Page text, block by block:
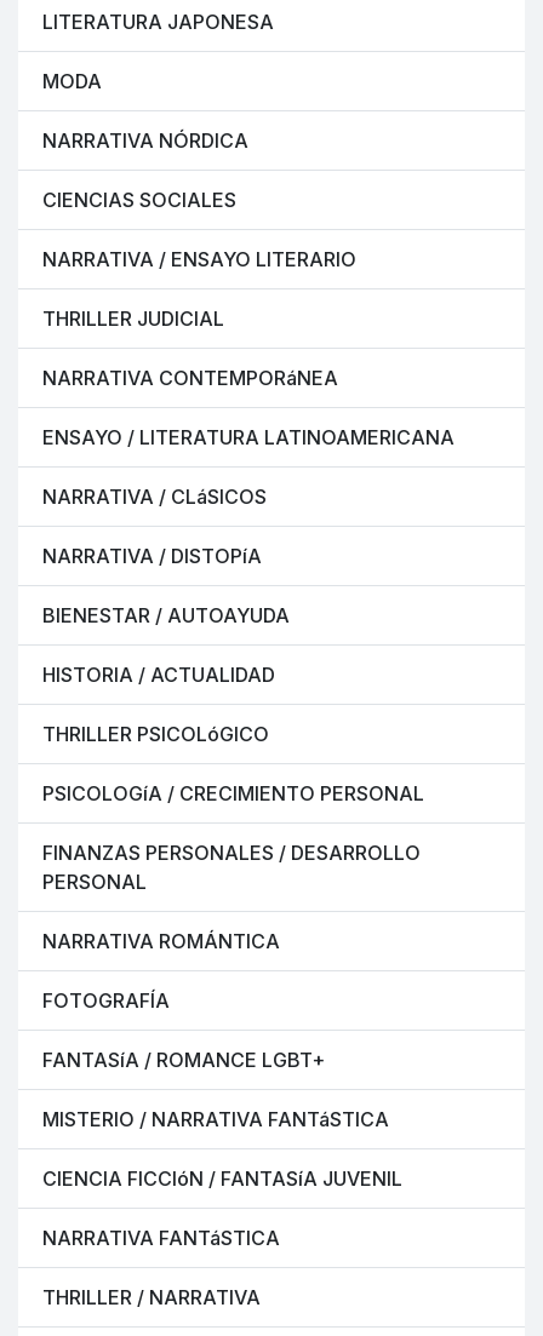
LITERATURA JAPONESA
MODA
NARRATIVA NÓRDICA
CIENCIAS SOCIALES
NARRATIVA / ENSAYO LITERARIO
THRILLER JUDICIAL
NARRATIVA CONTEMPORáNEA
ENSAYO / LITERATURA LATINOAMERICANA
NARRATIVA / CLáSICOS
NARRATIVA / DISTOPíA
BIENESTAR / AUTOAYUDA
HISTORIA / ACTUALIDAD
THRILLER PSICOLóGICO
PSICOLOGíA / CRECIMIENTO PERSONAL
FINANZAS PERSONALES / DESARROLLO
PERSONAL
NARRATIVA ROMÁNTICA
FOTOGRAFÍA
FANTASíA / ROMANCE LGBT+
MISTERIO / NARRATIVA FANTáSTICA
CIENCIA FICCIóN / FANTASíA JUVENIL
NARRATIVA FANTáSTICA
THRILLER / NARRATIVA